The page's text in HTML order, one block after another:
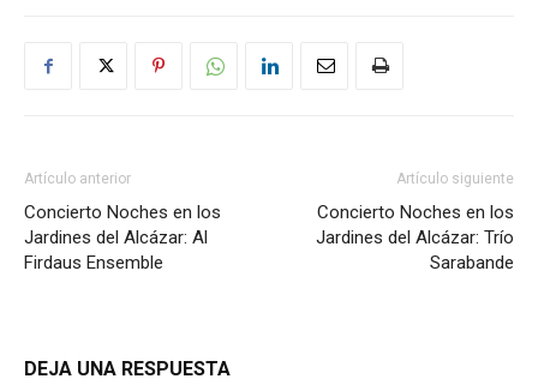
Artículo anterior
Concierto Noches en los
Jardines del Alcázar: Al
Firdaus Ensemble
Artículo siguiente
Concierto Noches en los
Jardines del Alcázar: Trío
Sarabande
DEJA UNA RESPUESTA